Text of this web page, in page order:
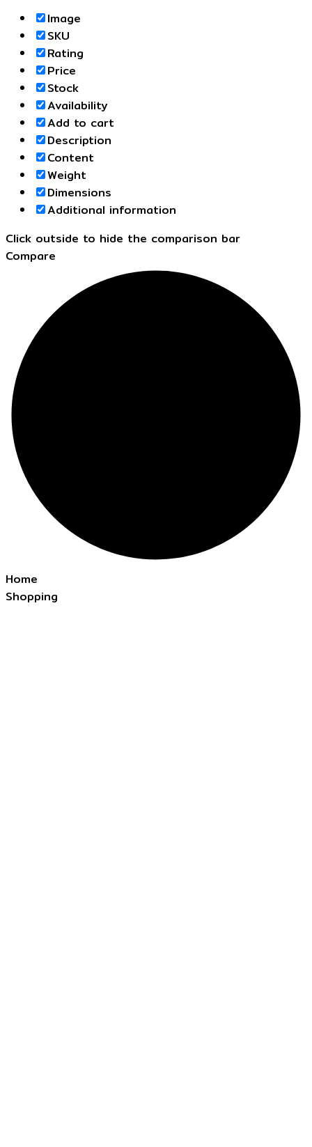
Image
SKU
Rating
Price
Stock
Availability
Add to cart
Description
Content
Weight
Dimensions
Additional information
Click outside to hide the comparison bar
Compare
Home
Shopping